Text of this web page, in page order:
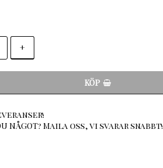
+
KÖP
NÅGOT? Maila oss, vi svarar snabbt!